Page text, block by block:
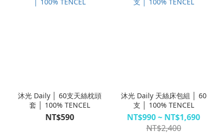
沐光 Daily │ 60支天絲枕頭
套 │ 100% TENCEL
NT$590
沐光 Daily 天絲床包組 │ 60
支 │ 100% TENCEL
NT$990 ~ NT$1,690
NT$2,400